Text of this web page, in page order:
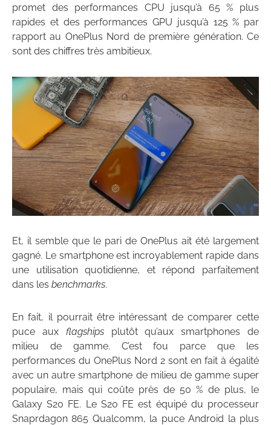
promet des performances CPU jusqu’à 65 % plus
rapides et des performances GPU jusqu’à 125 % par
rapport au OnePlus Nord de première génération. Ce
sont des chiffres très ambitieux.
Et, il semble que le pari de OnePlus ait été largement
gagné. Le smartphone est incroyablement rapide dans
une utilisation quotidienne, et répond parfaitement
dans les benchmarks.
En fait, il pourrait être intéressant de comparer cette
puce aux flagshipsplutôt qu’aux smartphones de
milieu de gamme. C’est fou parce que les
performances du OnePlus Nord 2 sont en fait à égalité
avec un autre smartphone de milieu de gamme super
populaire, mais qui coûte près de 50 % de plus, le
Galaxy S20 FE. Le S20 FE est équipé du processeur
Snaprdagon 865 Qualcomm, la puce Android la plus